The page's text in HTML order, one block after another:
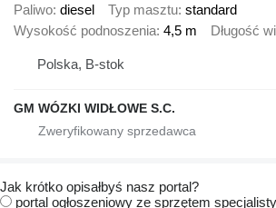
Paliwo diesel Typ masztu standard
Wysokość podnoszenia 4,5 m Długość
Polska, B-stok
GM WÓZKI WIDŁOWE S.C.
Jak krótko opisałbyś nasz portal?
portal ogłoszeniowy ze sprzętem